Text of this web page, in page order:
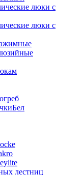
люки с
люки с
лестниц